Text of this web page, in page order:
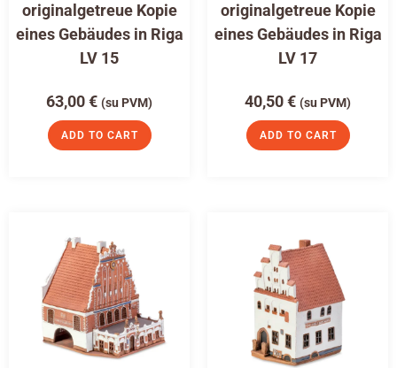
originalgetreue Kopie
eines Gebäudes in Riga
LV 15
63,00€ (su PVM)
ADD TO CART
originalgetreue Kopie
eines Gebäudes in Riga
LV 17
40,50€ (su PVM)
ADD TO CART